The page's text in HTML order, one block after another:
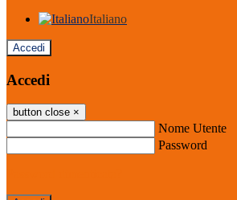
Italiano
Accedi
Accedi
button close ×
Nome Utente
Password